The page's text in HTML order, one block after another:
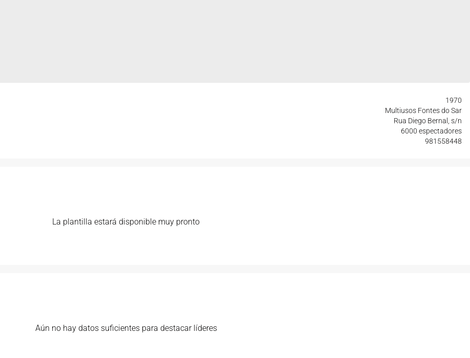
1970
Multiusos Fontes do Sar
Rua Diego Bernal, s/n
6000 espectadores
981558448
La plantilla estará disponible muy pronto
Aún no hay datos suficientes para destacar líderes